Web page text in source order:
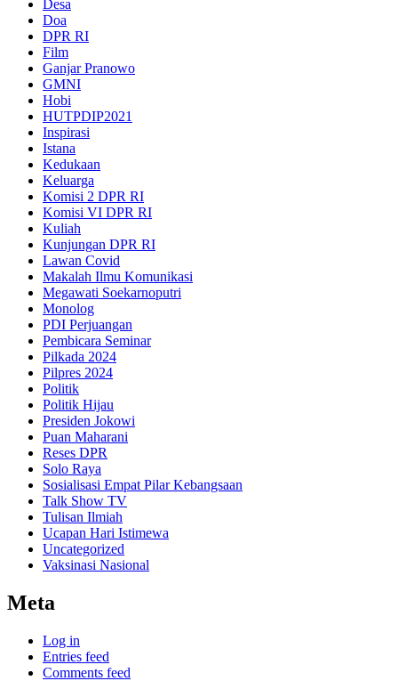
Desa
Doa
DPR RI
Film
Ganjar Pranowo
GMNI
Hobi
HUTPDIP2021
Inspirasi
Istana
Kedukaan
Keluarga
Komisi 2 DPR RI
Komisi VI DPR RI
Kuliah
Kunjungan DPR RI
Lawan Covid
Makalah Ilmu Komunikasi
Megawati Soekarnoputri
Monolog
PDI Perjuangan
Pembicara Seminar
Pilkada 2024
Pilpres 2024
Politik
Politik Hijau
Presiden Jokowi
Puan Maharani
Reses DPR
Solo Raya
Sosialisasi Empat Pilar Kebangsaan
Talk Show TV
Tulisan Ilmiah
Ucapan Hari Istimewa
Uncategorized
Vaksinasi Nasional
Meta
Log in
Entries feed
Comments feed